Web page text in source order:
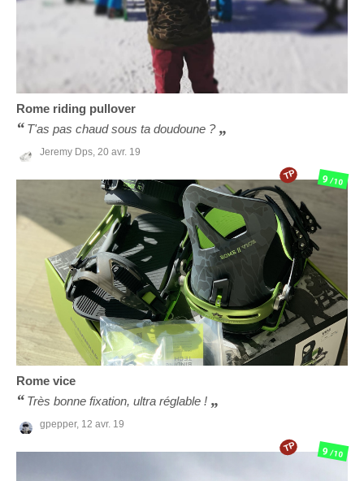
Rome riding pullover
T'as pas chaud sous ta doudoune ?
Jeremy Dps, 20 avr. 19
Rome vice
Très bonne fixation, ultra réglable !
gpepper, 12 avr. 19
9/10
TP
9/10
TP